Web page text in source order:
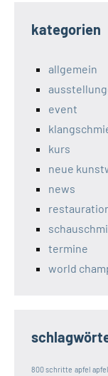
kategorien
allgemein
event
kurs
neue
news
termine
world
800 schritte apfel